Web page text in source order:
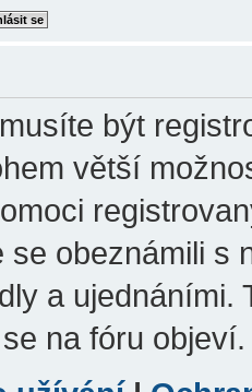
být
větší
se obeznámili s
a ujednáními.
na fóru objeví.